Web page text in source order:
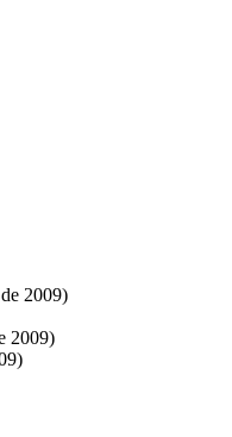
2009)
2009)